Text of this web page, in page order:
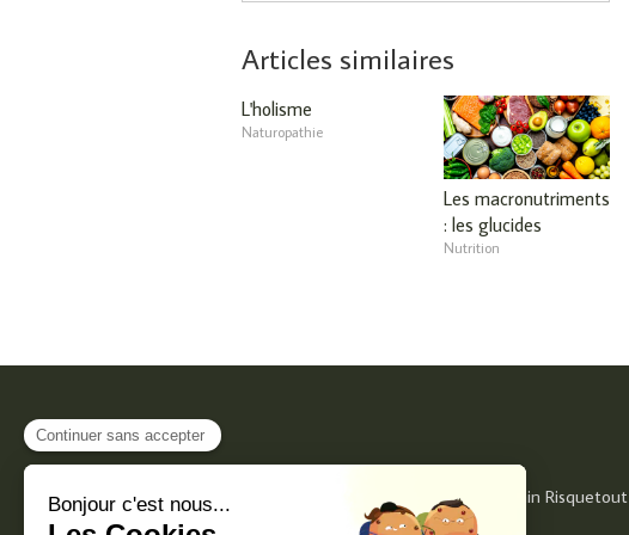
Articles similaires
L'holisme
Naturopathie
Les macronutriments
: les glucides
Nutrition
1039 chemin